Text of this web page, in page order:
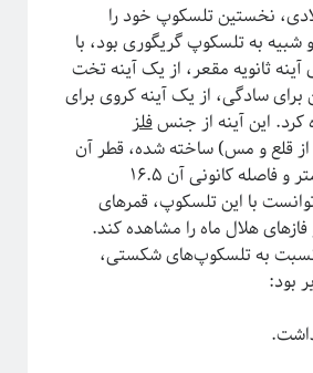
در ۱۶۶۸ میلادی، نخستین تلسکوپ خود را
به تلسکوپ گریگوری بود، با
ثانویه مقعر، از یک آینه تخت
برای سادگی، از یک آینه کروی برای
کرد. این آینه از جنسفلز
از قلع و مس) ساخته شده، قطر آن
حدود ۳.۳ سانتی‌متر و فاصله کانونی آن ۱۶.۵
با این تلسکوپ، قمرهای
هلال ماه را مشاهده کند.
به تلسکوپ‌های شکستی،
بود: